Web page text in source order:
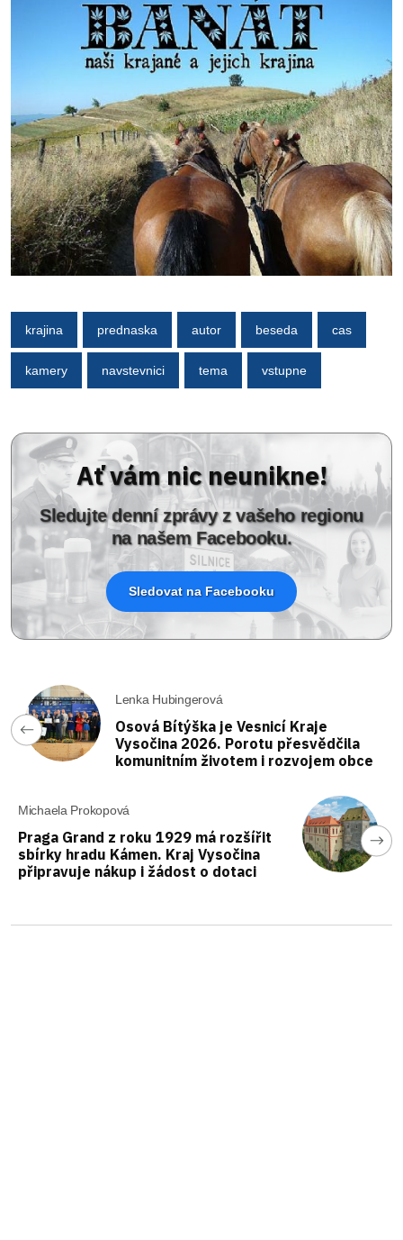
krajina prednaska autor beseda cas
kamery navstevnici tema vstupne
Ať vám nic neunikne!
Sledujte denní zprávy z vašeho regionu
na našem Facebooku.
Sledovat na Facebooku
Lenka Hubingerová
Osová Bítýška je Vesnicí Kraje
Vysočina 2026. Porotu přesvědčila
komunitním životem i rozvojem obce
Michaela Prokopová
Praga Grand z roku 1929 má rozšířit
sbírky hradu Kámen. Kraj Vysočina
připravuje nákup i žádost o dotaci